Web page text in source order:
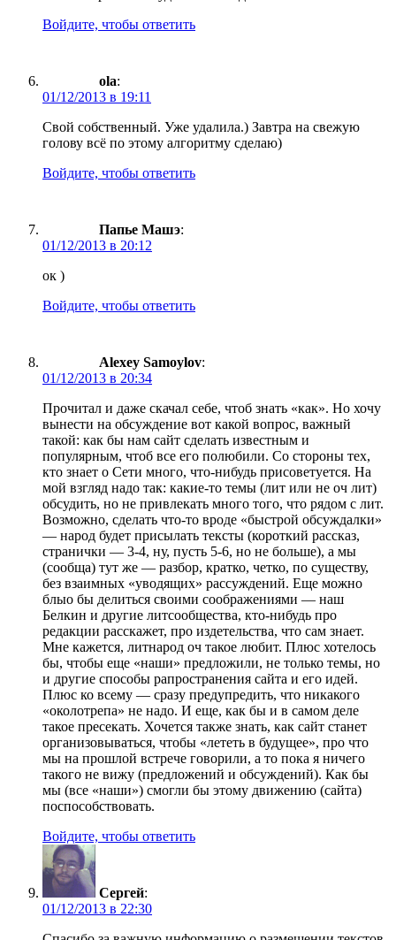
Войдите, чтобы ответить
ola:
01/12/2013 в 19:11
Свой собственный. Уже удалила.) Завтра на свежую
голову всё по этому алгоритму сделаю)
Войдите, чтобы ответить
Папье Машэ:
01/12/2013 в 20:12
ок )
Войдите, чтобы ответить
Alexey Samoylov:
01/12/2013 в 20:34
Прочитал и даже скачал себе, чтоб знать «как». Но хочу
вынести на обсуждение вот какой вопрос, важный
такой: как бы нам сайт сделать известным и
популярным, чтоб все его полюбили. Со стороны тех,
кто знает о Сети много, что-нибудь присоветуется. На
мой взгляд надо так: какие-то темы (лит или не оч лит)
обсудить, но не привлекать много того, что рядом с лит.
Возможно, сделать что-то вроде «быстрой обсуждалки»
— народ будет присылать тексты (короткий рассказ,
странички — 3-4, ну, пусть 5-6, но не больше), а мы
(сообща) тут же — разбор, кратко, четко, по существу,
без взаимных «уводящих» рассуждений. Еще можно
блыо бы делиться своими соображениями — наш
Белкин и другие литсообщества, кто-нибудь про
редакции расскажет, про издетельства, что сам знает.
Мне кажется, литнарод оч такое любит. Плюс хотелось
бы, чтобы еще «наши» предложили, не только темы, но
и другие способы рапространения сайта и его идей.
Плюс ко всему — сразу предупредить, что никакого
«околотрепа» не надо. И еще, как бы и в самом деле
такое пресекать. Хочется также знать, как сайт станет
организовываться, чтобы «лететь в будущее», про что
мы на прошлой встрече говорили, а то пока я ничего
такого не вижу (предложений и обсуждений). Как бы
мы (все «наши») смогли бы этому движению (сайта)
поспособствовать.
Войдите, чтобы ответить
Сергей:
01/12/2013 в 22:30